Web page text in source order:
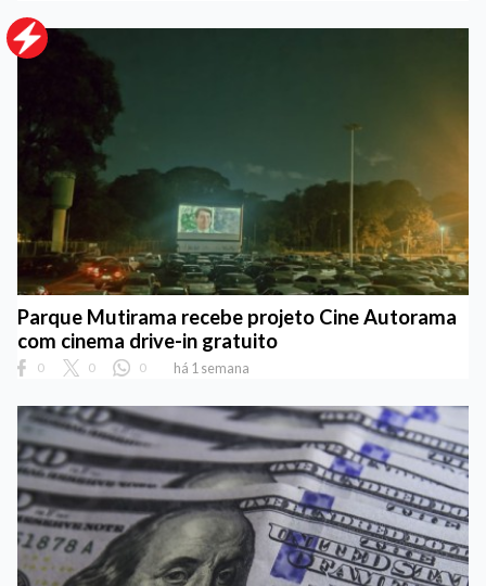
Parque Mutirama recebe projeto Cine Autorama
com cinema drive-in gratuito
0 0 0 há 1 semana